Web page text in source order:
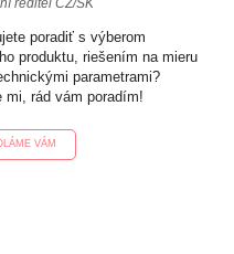
ředitel CZ/SK
poradiť s výberom
produktu, riešením na mieru
parametrami?
mi, rád vám poradím!
VÁM